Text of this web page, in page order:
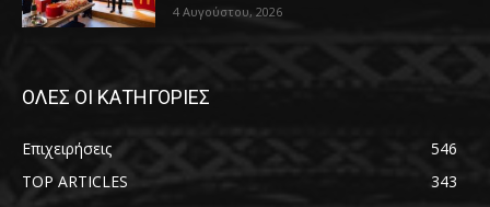
4 Αυγούστου, 2026
ΟΛΕΣ ΟΙ ΚΑΤΗΓΟΡΙΕΣ
Επιχειρήσεις
546
TOP ARTICLES
343